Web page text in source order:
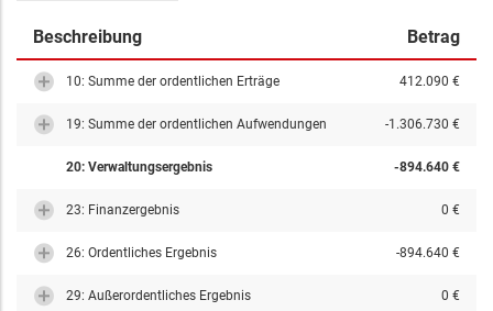
Beschreibung Betrag
10: Summe der ordentlichen Erträge 412.090 €
19: Summe der ordentlichen Aufwendungen -1.306.730 €
20: Verwaltungsergebnis -894.640 €
23: Finanzergebnis 0 €
26: Ordentliches Ergebnis -894.640 €
29: Außerordentliches Ergebnis 0 €